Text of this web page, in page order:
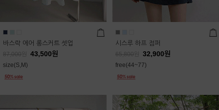
바스락 에어 롱스커트 셋업
87,000 43,500원
size(S,M)
시스루 하프 점퍼
65,800 32,900원
free(44~77)